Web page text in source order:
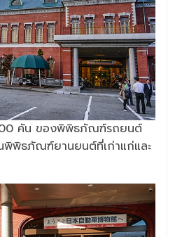
คัน ของพิพิธภัณฑ์รถยนต์
พิพิธภัณฑ์ยานยนต์ที่เก่าแก่และ